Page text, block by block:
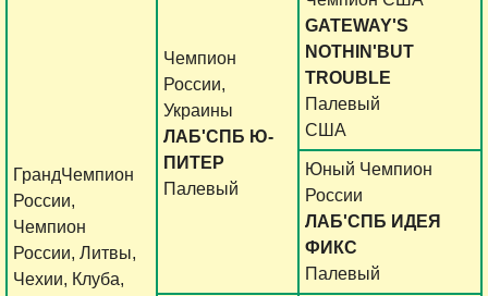
ГрандЧемпион
России,
Чемпион
России, Литвы,
Чехии, Клуба,
Чемпион
России,
Украины
ЛАБ'СПБ Ю-
ПИТЕР
Палевый
GATEWAY'S
NOTHIN'BUT
TROUBLE
Палевый
США
Юный Чемпион
России
ЛАБ'СПБ ИДЕЯ
ФИКС
Палевый